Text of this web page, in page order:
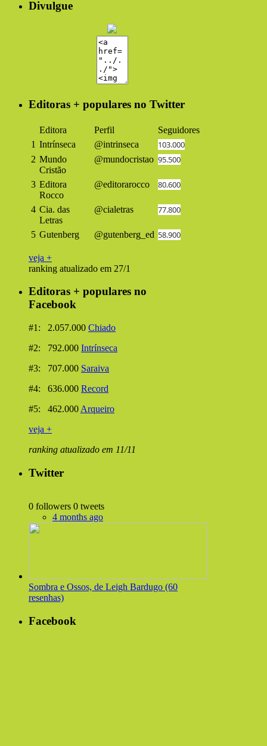
Divulgue
Editoras + populares no Twitter
Editora Perfil
Seguidores
1 Intrínseca @intrinseca 103.000
2 Mundo
Cristão
@mundocristao 95.500
3 Editora
Rocco
@editorarocco 80.600
4 Cia. das
Letras
@cialetras 77.800
5 Gutenberg @gutenberg_ed 58.900
veja +
ranking atualizado em 27/1
Editoras + populares no
Facebook
#1: 2.057.000 Chiado
#2: 792.000 Intrínseca
#3: 707.000 Saraiva
#4: 636.000 Record
#5: 462.000 Arqueiro
veja +
ranking atualizado em 11/11
Twitter
0 followers 0 tweets
4 months ago
Sombra e Ossos, de Leigh Bardugo (60
resenhas)
Facebook